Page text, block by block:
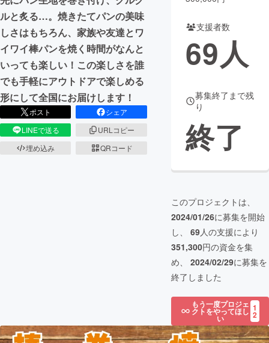
ルと炙る…。焼きたてパンの美味
しさはもちろん、家族や友達とワ
イワイ棒パンを焼く時間がなんと
いっても楽しい！この楽しさを誰
でも手軽にアウトドアで楽しめる
形にして全国にお届けします！
ポスト
シェア
LINEで送る
URLコピー
埋め込み
QRコード
支援者数
69人
募集終了まで残
り
終了
このプロジェクトは、
2024/01/26に募集を開始
し、 69人の支援により
351,300円の資金を集
め、 2024/02/29に募集を
終了しました
もう一度プロジェ
クトをやってほし
い
1
2